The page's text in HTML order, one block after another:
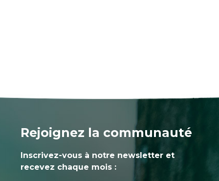
Rejoignez la communauté
Inscrivez-vous à notre newsletter et
recevez chaque mois :